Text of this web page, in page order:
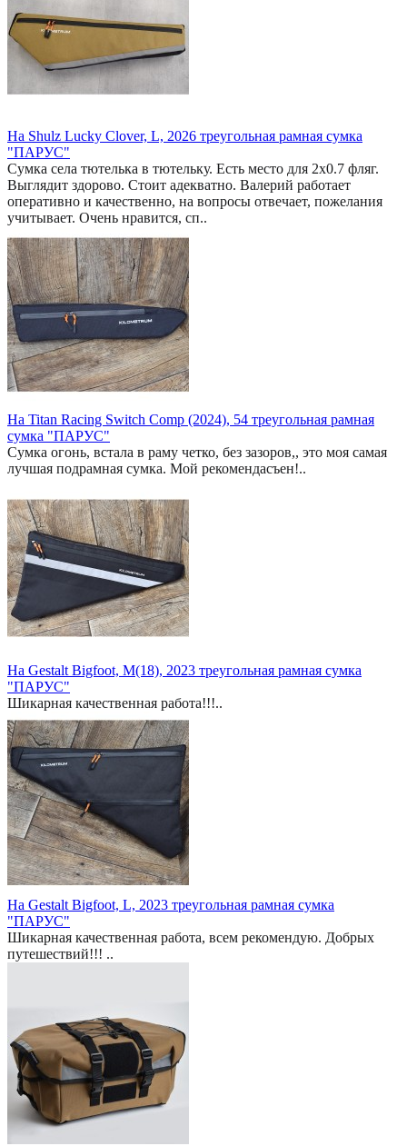
На Shulz Lucky Clover, L, 2026 треугольная рамная сумка
"ПАРУС"
Сумка села тютелька в тютельку. Есть место для 2x0.7 фляг.
Выглядит здорово. Стоит адекватно. Валерий работает
оперативно и качественно, на вопросы отвечает, пожелания
учитывает. Очень нравится, сп..
На Titan Racing Switch Comp (2024), 54 треугольная рамная
сумка "ПАРУС"
Сумка огонь, встала в раму четко, без зазоров,, это моя самая
лучшая подрамная сумка. Мой рекомендасъен!..
На Gestalt Bigfoot, M(18), 2023 треугольная рамная сумка
"ПАРУС"
Шикарная качественная работа!!!..
На Gestalt Bigfoot, L, 2023 треугольная рамная сумка
"ПАРУС"
Шикарная качественная работа, всем рекомендую. Добрых
путешествий!!! ..